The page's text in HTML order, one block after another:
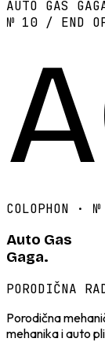
AUTO GAS
№ 10 / END
COLOPHON · №
Auto Gas
Gaga.
PORODIČNA
Porodična
mehanika i auto